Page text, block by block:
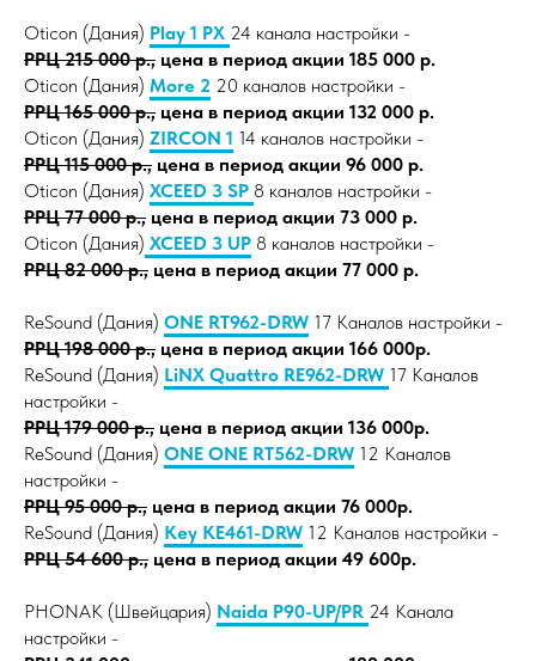
Oticon (Дания) Play 1 PX 24 канала настройки -
РРЦ 215 000 р., цена в период акции 185 000 р.
Oticon (Дания) More 2 20 каналов настройки -
РРЦ 165 000 р., цена в период акции 132 000 р.
Oticon (Дания) ZIRCON 1 14 каналов настройки -
РРЦ 115 000 р., цена в период акции 96 000 р.
Oticon (Дания) XCEED 3 SP 8 каналов настройки -
РРЦ 77 000 р., цена в период акции 73 000 р.
Oticon (Дания) XCEED 3 UP 8 каналов настройки -
РРЦ 82 000 р., цена в период акции 77 000 р.
ReSound (Дания) ONE RT962-DRW 17 Каналов настройки -
РРЦ 198 000 р., цена в период акции 166 000р.
ReSound (Дания) LiNX Quattro RE962-DRW 17 Каналов
настройки -
РРЦ 179 000 р., цена в период акции 136 000р.
ReSound (Дания) ONE ONE RT562-DRW 12 Каналов
настройки -
РРЦ 95 000 р., цена в период акции 76 000р.
ReSound (Дания) Key KE461-DRW 12 Каналов настройки -
РРЦ 54 600 р., цена в период акции 49 600р.
PHONAK (Швейцария) Naida P90-UP/PR 24 Канала
настройки -